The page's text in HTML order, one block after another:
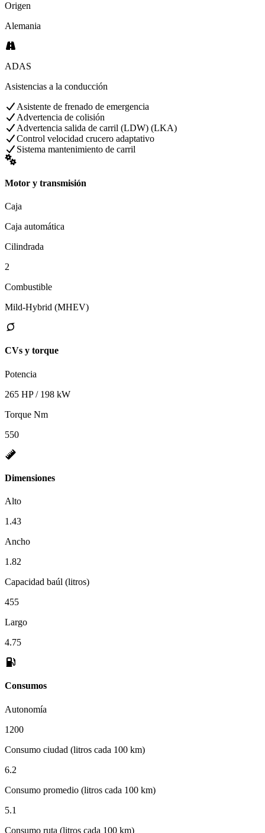
Origen
Alemania
ADAS
Asistencias a la conducción
Asistente de frenado de emergencia
Advertencia de colisión
Advertencia salida de carril (LDW) (LKA)
Control velocidad crucero adaptativo
Sistema mantenimiento de carril
Motor y transmisión
Caja
Caja automática
Cilindrada
2
Combustible
Mild-Hybrid (MHEV)
CVs y torque
Potencia
265 HP / 198 kW
Torque Nm
550
Dimensiones
Alto
1.43
Ancho
1.82
Capacidad baúl (litros)
455
Largo
4.75
Consumos
Autonomía
1200
Consumo ciudad (litros cada 100 km)
6.2
Consumo promedio (litros cada 100 km)
5.1
Consumo ruta (litros cada 100 km)